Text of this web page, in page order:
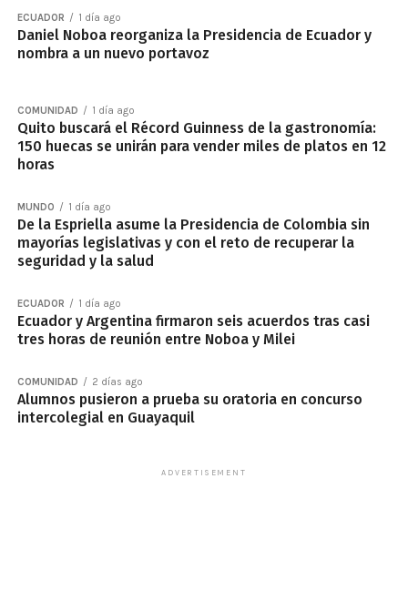
ECUADOR 1 día ago
Daniel Noboa reorganiza la Presidencia de Ecuador y
nombra a un nuevo portavoz
COMUNIDAD 1 día ago
Quito buscará el Récord Guinness de la gastronomía:
150 huecas se unirán para vender miles de platos en 12
horas
MUNDO 1 día ago
De la Espriella asume la Presidencia de Colombia sin
mayorías legislativas y con el reto de recuperar la
seguridad y la salud
ECUADOR 1 día ago
Ecuador y Argentina firmaron seis acuerdos tras casi
tres horas de reunión entre Noboa y Milei
COMUNIDAD 2 días ago
Alumnos pusieron a prueba su oratoria en concurso
intercolegial en Guayaquil
ADVERTISEMENT